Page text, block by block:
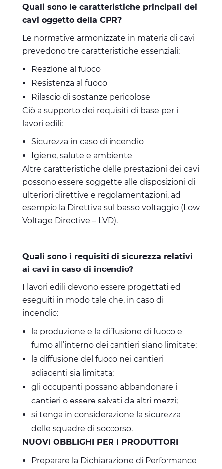
Quali sono le caratteristiche principali dei
cavi oggetto della CPR?
Le normative armonizzate in materia di cavi
prevedono tre caratteristiche essenziali:
Reazione al fuoco
Resistenza al fuoco
Rilascio di sostanze pericolose
Ciò a supporto dei requisiti di base per i
lavori edili:
Sicurezza in caso di incendio
Igiene, salute e ambiente
Altre caratteristiche delle prestazioni dei cavi
possono essere soggette alle disposizioni di
ulteriori direttive e regolamentazioni, ad
esempio la Direttiva sul basso voltaggio (Low
Voltage Directive – LVD).
Quali sono i requisiti di sicurezza relativi
ai cavi in caso di incendio?
I lavori edili devono essere progettati ed
eseguiti in modo tale che, in caso di
incendio:
la produzione e la diffusione di fuoco e
fumo all’interno dei cantieri siano limitate;
la diffusione del fuoco nei cantieri
adiacenti sia limitata;
gli occupanti possano abbandonare i
cantieri o essere salvati da altri mezzi;
si tenga in considerazione la sicurezza
delle squadre di soccorso.
NUOVI OBBLIGHI PER I PRODUTTORI
Preparare la Dichiarazione di Performance